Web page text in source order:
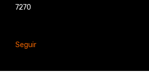
7270
Seguir